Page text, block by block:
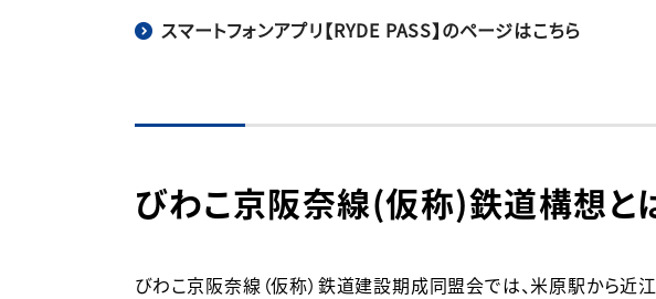
スマートフォンアプリ【RYDE PASS】のページはこちら
びわこ京阪奈線(仮称)鉄道構想とは
びわこ京阪奈線（仮称）鉄道建設期成同盟会では、米原駅から近